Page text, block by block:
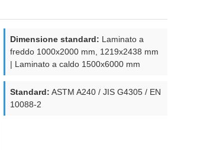
Dimensione standard: Laminato a
freddo 1000x2000 mm, 1219x2438 mm
| Laminato a caldo 1500x6000 mm
Standard: ASTM A240 / JIS G4305 / EN
10088-2